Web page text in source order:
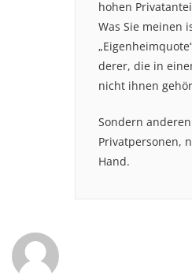
hohen
Was Sie meinen
derer, die in
nicht ihnen
Sondern
Privatpersonen,
Hand.